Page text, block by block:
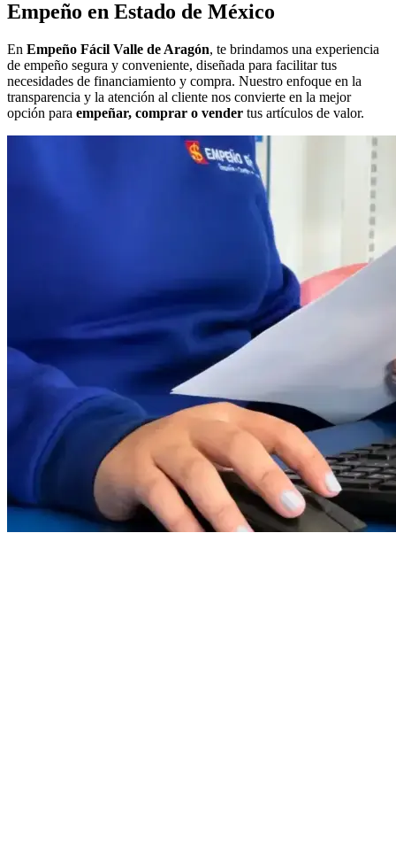
Empeño en Estado de México
En Empeño Fácil Valle de Aragón, te brindamos una experiencia
de empeño segura y conveniente, diseñada para facilitar tus
necesidades de financiamiento y compra. Nuestro enfoque en la
transparencia y la atención al cliente nos convierte en la mejor
opción para empeñar, comprar o vender tus artículos de valor.